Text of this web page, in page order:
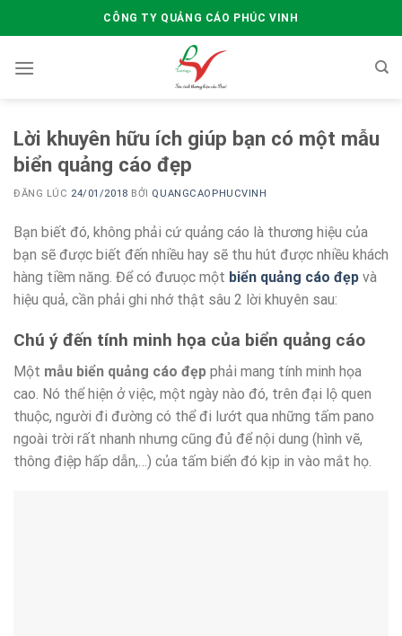
to
CÔNG TY QUẢNG CÁO PHÚC VINH
Lời khuyên hữu ích giúp bạn có một mẫu
biển quảng cáo đẹp
ĐĂNG LÚC 24/01/2018 BỞI QUANGCAOPHUCVINH
Bạn biết đó, không phải cứ quảng cáo là thương hiệu của
bạn sẽ được biết đến nhiều hay sẽ thu hút được nhiều khách
hàng tiềm năng. Để có đưuọc một biển quảng cáo đẹp và
hiệu quả, cần phải ghi nhớ thật sâu 2 lời khuyên sau:
Chú ý đến tính minh họa của biển quảng cáo
Một mẫu biển quảng cáo đẹp phải mang tính minh họa
cao. Nó thể hiện ở việc, một ngày nào đó, trên đại lộ quen
thuộc, người đi đường có thể đi lướt qua những tấm pano
ngoài trời rất nhanh nhưng cũng đủ để nội dung (hình vẽ,
thông điệp hấp dẫn,…) của tấm biển đó kịp in vào mắt họ.